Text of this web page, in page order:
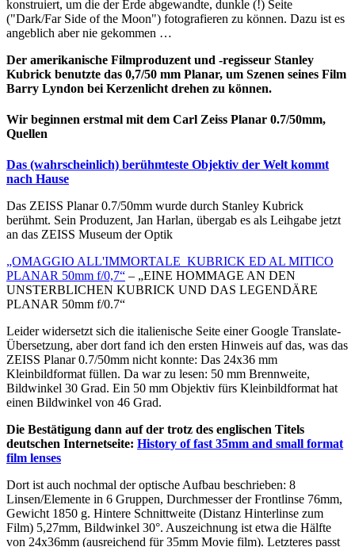
konstruiert, um die der Erde abgewandte, dunkle (!) Seite
("Dark/Far Side of the Moon") fotografieren zu können. Dazu ist es
angeblich aber nie gekommen …
Der amerikanische Filmproduzent und -regisseur Stanley
Kubrick benutzte das 0,7/50 mm Planar, um Szenen seines Film
Barry Lyndon bei Kerzenlicht drehen zu können.
Wir beginnen erstmal mit dem Carl Zeiss Planar 0.7/50mm,
Quellen
Das (wahrscheinlich) berühmteste Objektiv der Welt kommt
nach Hause
Das ZEISS Planar 0.7/50mm wurde durch Stanley Kubrick
berühmt. Sein Produzent, Jan Harlan, übergab es als Leihgabe jetzt
an das ZEISS Museum der Optik
„OMAGGIO ALL'IMMORTALE KUBRICK ED AL MITICO
PLANAR 50mm f/0,7“ – „EINE HOMMAGE AN DEN
UNSTERBLICHEN KUBRICK UND DAS LEGENDÄRE
PLANAR 50mm f/0.7“
Leider widersetzt sich die italienische Seite einer Google Translate-
Übersetzung, aber dort fand ich den ersten Hinweis auf das, was das
ZEISS Planar 0.7/50mm nicht konnte: Das 24x36 mm
Kleinbildformat füllen. Da war zu lesen: 50 mm Brennweite,
Bildwinkel 30 Grad. Ein 50 mm Objektiv fürs Kleinbildformat hat
einen Bildwinkel von 46 Grad.
Die Bestätigung dann auf der trotz des englischen Titels
deutschen Internetseite: History of fast 35mm and small format
film lenses
Dort ist auch nochmal der optische Aufbau beschrieben: 8
Linsen/Elemente in 6 Gruppen, Durchmesser der Frontlinse 76mm,
Gewicht 1850 g. Hintere Schnittweite (Distanz Hinterlinse zum
Film) 5,27mm, Bildwinkel 30°. Auszeichnung ist etwa die Hälfte
von 24x36mm (ausreichend für 35mm Movie film). Letzteres passt